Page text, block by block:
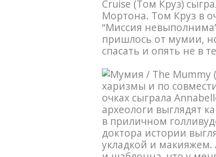
Cruise (Том Круз)
Мортона. Том Круз в
“Миссия
пришлось от мумии,
спасать и опять не в
харизмы и по
очках сыграла
археологи выглядят
в приличном
доктора истории
укладкой и макияжем.